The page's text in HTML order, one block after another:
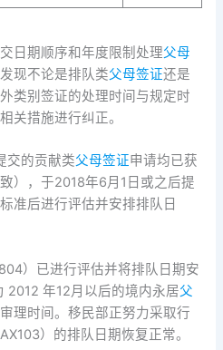
日期顺序和年度限制处理父母
现不论是排队类父母签证还是
类别签证的处理时间与规定时
关措施进行纠正。
交的贡献类父母签证申请均已获
），于2018年6月1日或之后提
准后进行评估并安排排队日
）已进行评估并将排队日期安
2012 年12月以后的境内永居父
理时间。移民部正努力采取行
AX103）的排队日期恢复正常。